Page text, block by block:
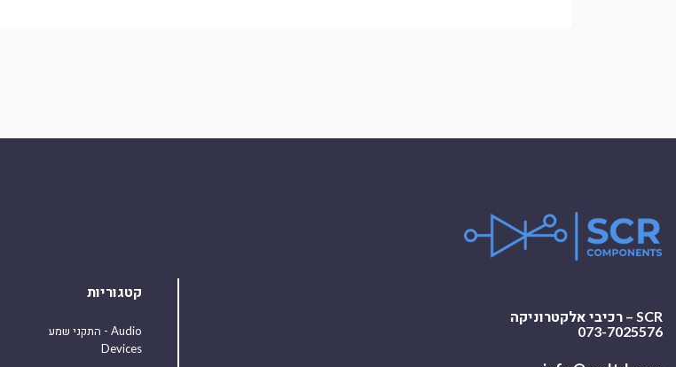
SCR – רכיבי אלקטרוניקה
073-7025576
קטגוריות
התקני שמע - Audio
Devices